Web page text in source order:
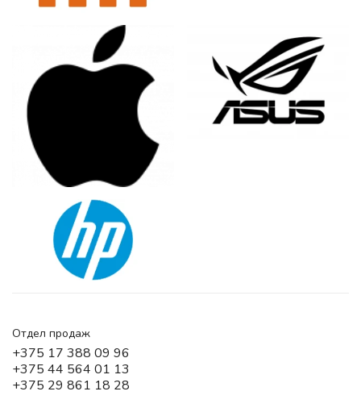
Отдел продаж
+375 17 388 09 96
+375 44 564 01 13
+375 29 861 18 28